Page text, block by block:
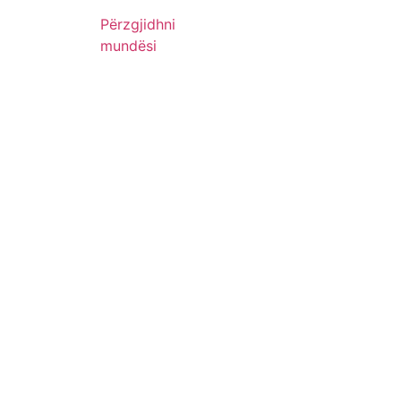
Përzgjidhni
mundësi